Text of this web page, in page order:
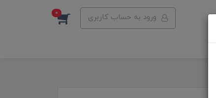
ورود به حساب کاربری 0